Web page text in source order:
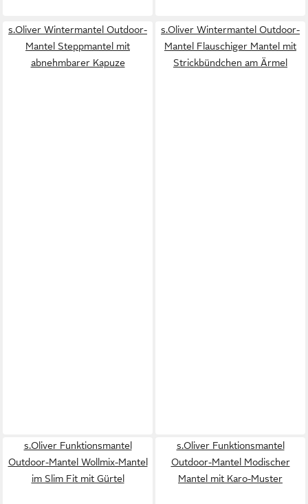
s.Oliver Wintermantel Outdoor-
Mantel Steppmantel mit
abnehmbarer Kapuze
s.Oliver Wintermantel Outdoor-
Mantel Flauschiger Mantel mit
Strickbündchen am Ärmel
s.Oliver Funktionsmantel
Outdoor-Mantel Wollmix-Mantel
im Slim Fit mit Gürtel
s.Oliver Funktionsmantel
Outdoor-Mantel Modischer
Mantel mit Karo-Muster